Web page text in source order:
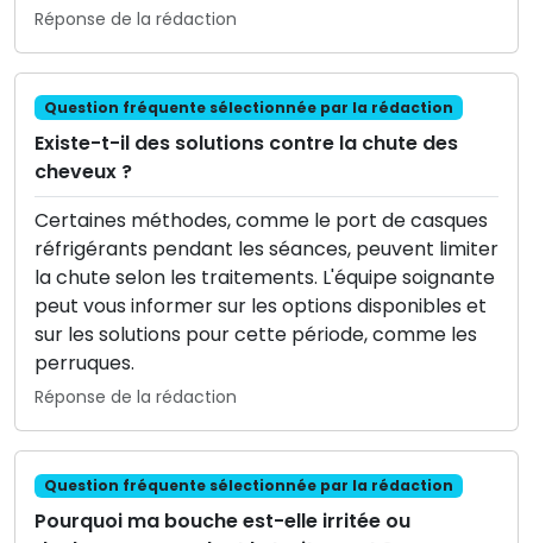
Réponse de la rédaction
Question fréquente sélectionnée par la rédaction
Existe-t-il des solutions contre la chute des
cheveux ?
Certaines méthodes, comme le port de casques
réfrigérants pendant les séances, peuvent limiter
la chute selon les traitements. L'équipe soignante
peut vous informer sur les options disponibles et
sur les solutions pour cette période, comme les
perruques.
Réponse de la rédaction
Question fréquente sélectionnée par la rédaction
Pourquoi ma bouche est-elle irritée ou